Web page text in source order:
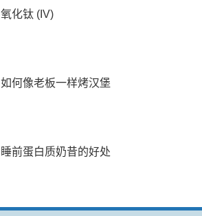
氧化钛 (IV)
如何像老板一样烤汉堡
睡前蛋白质奶昔的好处